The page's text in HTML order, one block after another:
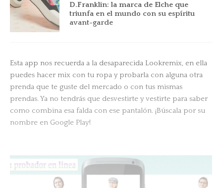
D.Franklin: la marca de Elche que
triunfa en el mundo con su espíritu
avant-garde
Esta app nos recuerda a la desaparecida Lookremix, en ella
puedes hacer mix con tu ropa y probarla con alguna otra
prenda que te guste del mercado o con tus mismas
prendas. Ya no tendrás que desvestirte y vestirte para saber
como combina esa falda con ese pantalón. ¡Búscala por su
nombre en Google Play!